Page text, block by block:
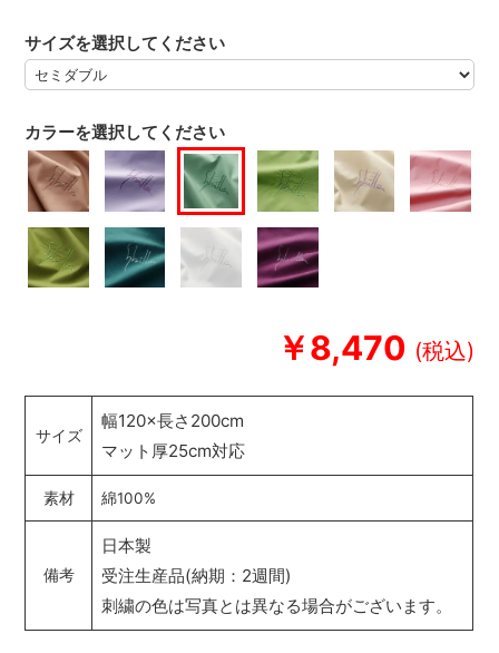
￥8,470
カラーを選択してください
サイズを選択してください
サイズ
幅120×長さ200cm
マット厚25cm対応
素材 綿100%
備考
日本製
受注生産品(納期：2週間)
刺繍の色は写真とは異なる場合がございます。